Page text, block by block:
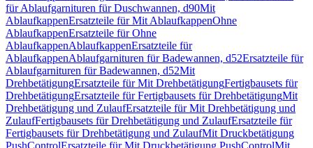
für Ablaufgarnituren für Duschwannen, d90Mit
AblaufkappenErsatzteile für Mit AblaufkappenOhne
AblaufkappenErsatzteile für Ohne
AblaufkappenAblaufkappenErsatzteile für
AblaufkappenAblaufgarnituren für Badewannen, d52Ersatzteile für
Ablaufgarnituren für Badewannen, d52Mit
DrehbetätigungErsatzteile für Mit DrehbetätigungFertigbausets für
DrehbetätigungErsatzteile für Fertigbausets für DrehbetätigungMit
Drehbetätigung und ZulaufErsatzteile für Mit Drehbetätigung und
ZulaufFertigbausets für Drehbetätigung und ZulaufErsatzteile für
Fertigbausets für Drehbetätigung und ZulaufMit Druckbetätigung
PushControlErsatzteile für Mit Druckbetätigung PushControlMit